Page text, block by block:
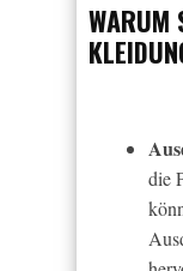
WARUM
die